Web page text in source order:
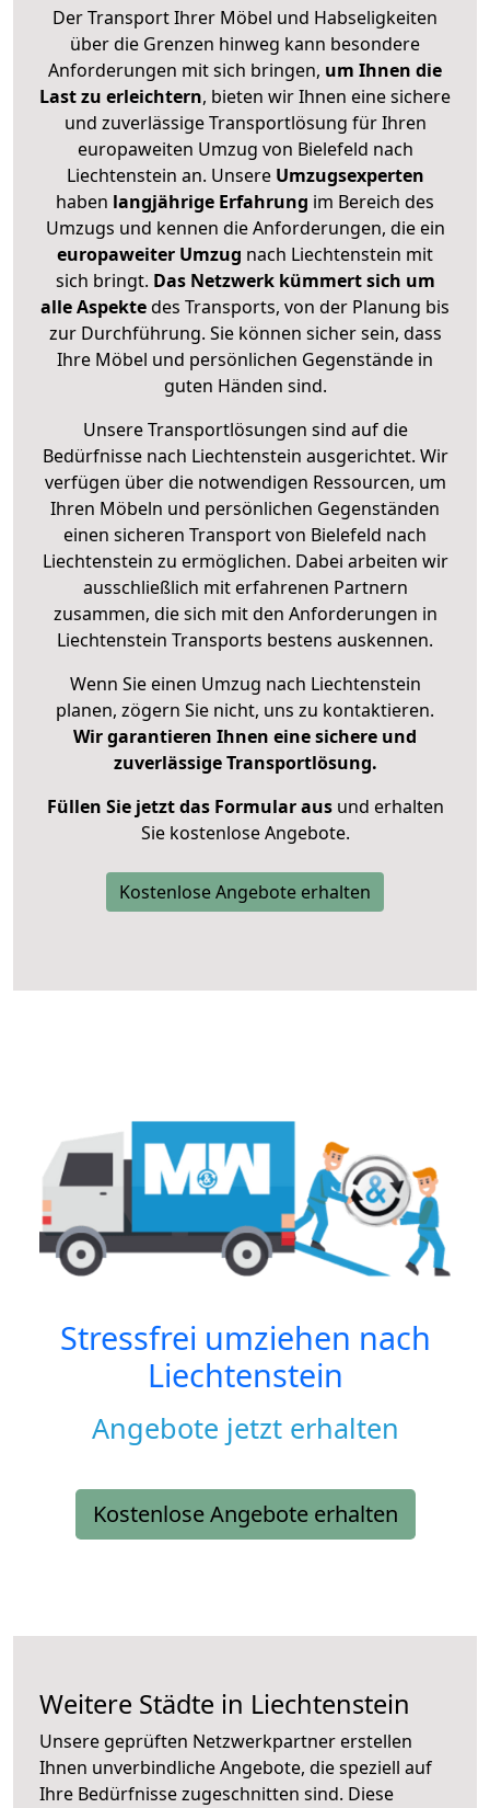
Der Transport Ihrer Möbel und Habseligkeiten
über die Grenzen hinweg kann besondere
Anforderungen mit sich bringen, um Ihnen die
Last zu erleichtern, bieten wir Ihnen eine sichere
und zuverlässige Transportlösung für Ihren
europaweiten Umzug von Bielefeld nach
Liechtenstein an. Unsere Umzugsexperten
haben langjährige Erfahrung im Bereich des
Umzugs und kennen die Anforderungen, die ein
europaweiter Umzug nach Liechtenstein mit
sich bringt. Das Netzwerk kümmert sich um
alle Aspektedes Transports, von der Planung bis
zur Durchführung. Sie können sicher sein, dass
Ihre Möbel und persönlichen Gegenstände in
guten Händen sind.
Unsere Transportlösungen sind auf die
Bedürfnisse nach Liechtenstein ausgerichtet. Wir
verfügen über die notwendigen Ressourcen, um
Ihren Möbeln und persönlichen Gegenständen
einen sicheren Transport von Bielefeld nach
Liechtenstein zu ermöglichen. Dabei arbeiten wir
ausschließlich mit erfahrenen Partnern
zusammen, die sich mit den Anforderungen in
Liechtenstein Transports bestens auskennen.
Wenn Sie einen Umzug nach Liechtenstein
planen, zögern Sie nicht, uns zu kontaktieren.
Wir garantieren Ihnen eine sichere und
zuverlässige Transportlösung.
Füllen Sie jetzt das Formular ausund erhalten
Sie kostenlose Angebote.
Kostenlose Angebote erhalten
Stressfrei umziehen nach
Liechtenstein
Angebote jetzt erhalten
Kostenlose Angebote erhalten
Weitere Städte in Liechtenstein
Unsere geprüften Netzwerkpartner erstellen
Ihnen unverbindliche Angebote, die speziell auf
Ihre Bedürfnisse zugeschnitten sind. Diese